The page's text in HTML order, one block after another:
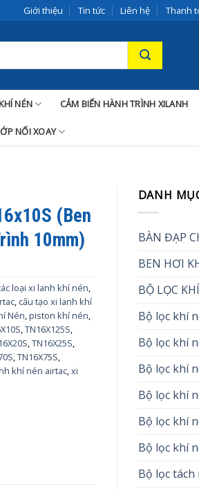
Giới thiệu Tin tức Liên hệ Thanh
NÉN CẢM BIẾN HÀNH TRÌNH XILANH
NỐI XOAY
(Ben
10mm)
loại xi lanh khí nén,
, cấu tạo xi lanh khí
Nén,piston khí nén,
,TN16X125S,
,TN16X25S,
,TN16X75S,
khí nén airtac,xi
DANH
BÀN ĐẠP
BEN HƠI
BỘ LỌC
Bộ lọc khí
Bộ lọc khí
Bộ lọc khí
Bộ lọc khí
Bộ lọc khí
Bộ lọc khí
Bộ lọc